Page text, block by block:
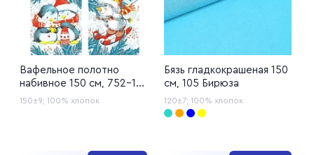
Вафельное полотно
набивное 150 см, 752-1
Зимние игрушки
150±9; 100% хлопок
Бязь гладкокрашеная 150
см, 105 Бирюза
120±7; 100% хлопок